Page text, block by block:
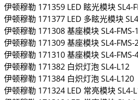
伊顿穆勒 171359 LED 眩光模块SL4-
伊顿穆勒 171377 LED 多眩光模块
伊顿穆勒 171308基座模块SL4-FMS-
伊顿穆勒 171309基座模块SL4-FMS-
伊顿穆勒 171310基座模块SL4-FMS-
伊顿穆勒 171382 白炽灯泡SL4-L12
伊顿穆勒 171384 白炽灯泡SL4-L120
伊顿穆勒 171324 LED 常亮模块SL4-